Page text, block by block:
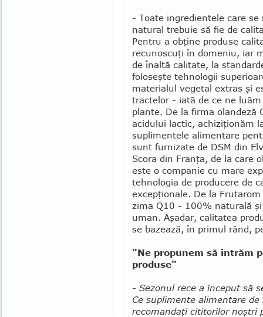
- Toate ingredientele care
natural trebuie să fie de
Pen­tru a obţine pro­duse
recunoscuţi în domeniu, iar
de înaltă calitate, la
foloseşte tehnologii
materialul vegetal extras şi
tractelor - iată de ce ne
plante. De la firma olandeză
acidului lactic, achizi­ţio­năm
suplimentele alimen­tare
sunt furnizate de DSM din
Scora din Franţa, de la care
este o companie cu mare
tehnologia de produ­cere de
excepţionale. De la
zima Q10 - 100% naturală
uman. Aşadar, calitatea
se bazează, în primul rând,
"Ne propunem să intrăm
produse"
- Sezonul rece a început să
Ce su­­plimente alimentare de
recomandaţi citi­torilor noştri